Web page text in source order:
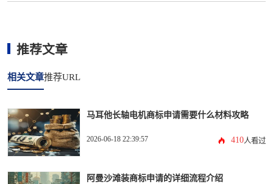
推荐文章
相关文章推荐URL
马耳他长轴电机商标申请需要什么材料攻略
2026-06-18 22:39:57 410人看过
阿曼沙滩装商标申请的详细流程介绍